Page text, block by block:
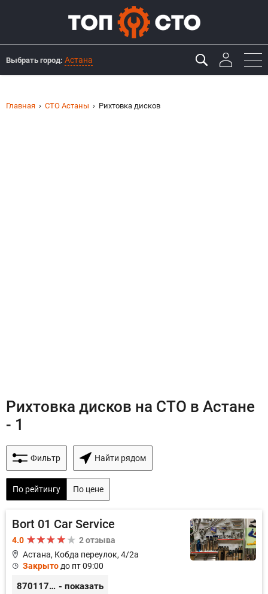
Выбрать город: Астана
Главная СТО Астаны Рихтовка дисков
Рихтовка дисков на СТО в Астане
- 1
Фильтр Найти рядом
По рейтингу По цене
Bort 01 Car Service
4.0
2 отзыва
Астана, Кобда переулок, 4/2а
Закрыто до пт 09:00
87011754444 - показать